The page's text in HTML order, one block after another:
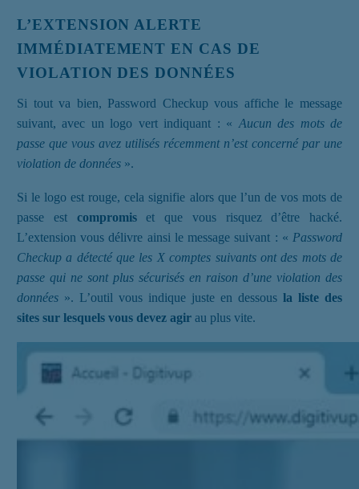
L’EXTENSION ALERTE
IMMÉDIATEMENT EN CAS DE
VIOLATION DES DONNÉES
Si tout va bien, Password Checkup vous affiche le message
suivant, avec un logo vert indiquant : « Aucun des mots de
passe que vous avez utilisés récemment n’est concerné par une
violation de données ».
Si le logo est rouge, cela signifie alors que l’un de vos mots de
passe est compromiset que vous risquez d’être hacké.
L’extension vous délivre ainsi le message suivant : « Password
Checkup a détecté que les X comptes suivants ont des mots de
passe qui ne sont plus sécurisés en raison d’une violation des
données ». L’outil vous indique juste en dessous la liste des
sites sur lesquels vous devez agir au plus vite.